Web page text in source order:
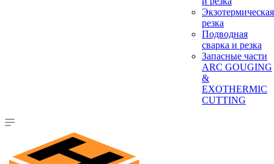
Экзотермическая
резка
Подводная
сварка и резка
Запасные части
ARC GOUGING
&
EXOTHERMIC
CUTTING